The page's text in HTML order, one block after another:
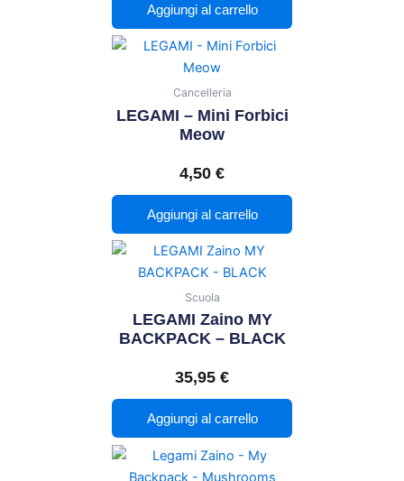
Aggiungi al carrello
Cancelleria
LEGAMI – Mini Forbici
Meow
4,50 €
Aggiungi al carrello
Scuola
LEGAMI Zaino MY
BACKPACK – BLACK
35,95 €
Aggiungi al carrello